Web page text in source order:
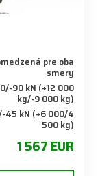
pre oba
smery
90 kN (+12 000
kg/-9 000 kg)
45 kN (+6 000/4
500 kg)
1 567 EUR